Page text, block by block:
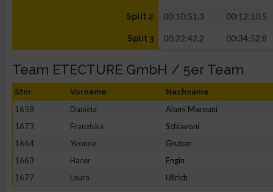
Split 2 00:10:51.3 00:12:10.5
Split 3 00:22:42.2 00:34:52.8
Team ETECTURE GmbH / 5er Team
Stnr Vorname Nachname
1658 Daniela Alami Marouni
1673
Franziska Schiavoni
1664
Yvonne Gruber
1663
Hacer Engin
1677
Laura Ullrich